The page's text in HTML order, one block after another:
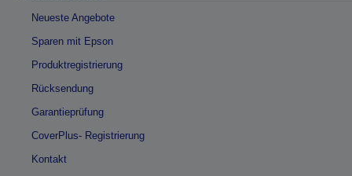
Neueste Angebote
Sparen mit Epson
Produktregistrierung
Rücksendung
Garantieprüfung
CoverPlus- Registrierung
Kontakt